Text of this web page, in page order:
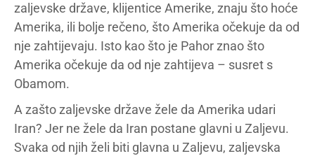
zaljevske države, klijentice Amerike, znaju što hoće
Amerika, ili bolje rečeno, što Amerika očekuje da od
nje zahtijevaju. Isto kao što je Pahor znao što
Amerika očekuje da od nje zahtijeva – susret s
Obamom.
A zašto zaljevske države žele da Amerika udari
Iran? Jer ne žele da Iran postane glavni u Zaljevu.
Svaka od njih želi biti glavna u Zaljevu, zaljevska